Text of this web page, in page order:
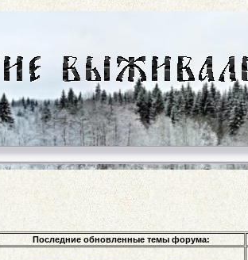
Последние обновленные темы форума: